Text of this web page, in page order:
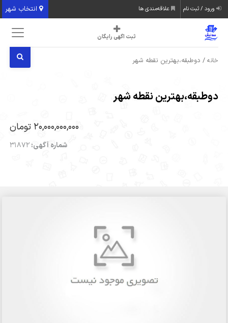
انتخاب شهر ورود / ثبت نام علاقه‌مندی ها
ثبت اگهی رایگان
خانه / دوطبقه،بهترین نقطه شهر
دوطبقه،بهترین نقطه شهر
20,000,000,000 تومان
شماره آگهی:31872